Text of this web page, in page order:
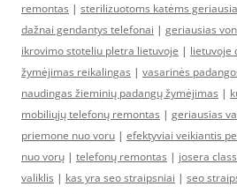
remontas | sterilizuotoms katėms
dažnai gendantys telefonai | geriausias
ikrovimo stoteliu pletra lietuvoje | lietuvoje
žymėjimas reikalingas | vasarinės
naudingas žieminių padangų žymėjimas |
mobiliųjų telefonų remontas | geriausias
priemone nuo voru | efektyviai veikiantis
nuo vorų | telefonų remontas | josera
valiklis | kas yra seo straipsniai | seo